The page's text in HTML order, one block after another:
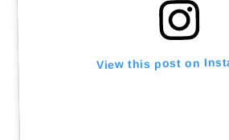
View this post on